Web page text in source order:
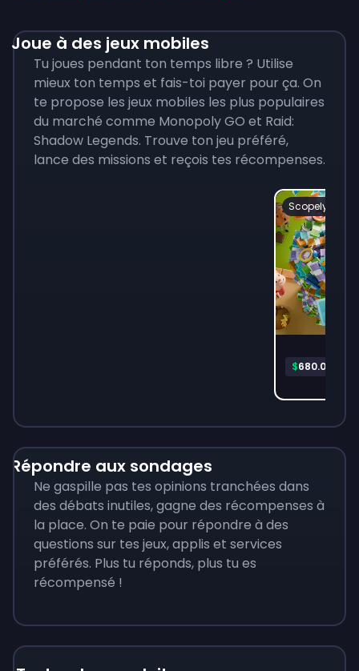
Joue à des jeux mobiles
Tu joues pendant ton temps libre ? Utilise
mieux ton temps et fais-toi payer pour ça. On
te propose les jeux mobiles les plus populaires
du marché comme Monopoly GO et Raid:
Shadow Legends. Trouve ton jeu préféré,
lance des missions et reçois tes récompenses.
Scopely
$680.06
Répondre aux sondages
Ne gaspille pas tes opinions tranchées dans
des débats inutiles, gagne des récompenses à
la place. On te paie pour répondre à des
questions sur tes jeux, applis et services
préférés. Plus tu réponds, plus tu es
récompensé !